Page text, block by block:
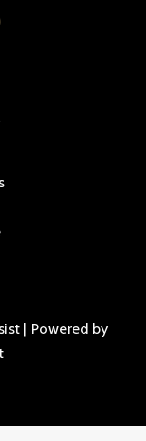
| Powered by